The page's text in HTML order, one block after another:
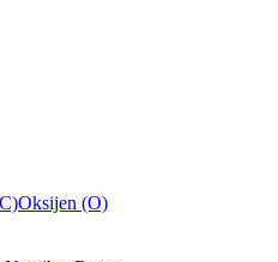
Oksijen (O)